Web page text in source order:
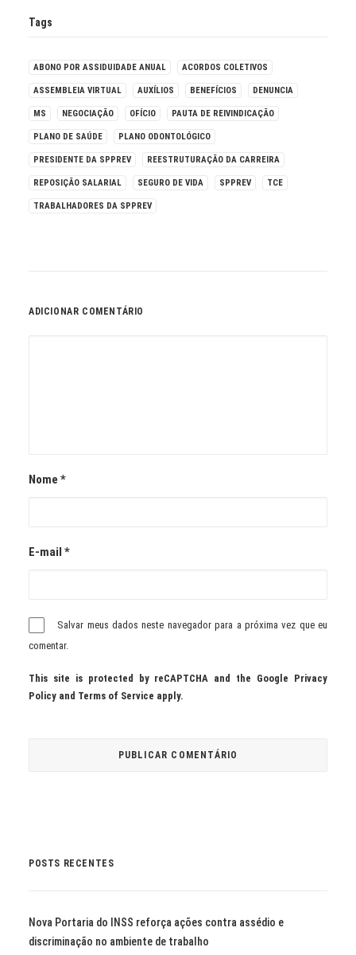
Tags
ABONO POR ASSIDUIDADE ANUAL ACORDOS COLETIVOS
ASSEMBLEIA VIRTUAL AUXÍLIOS BENEFÍCIOS DENUNCIA
MS NEGOCIAÇÃO OFÍCIO PAUTA DE REIVINDICAÇÃO
PLANO DE SAÚDE PLANO ODONTOLÓGICO
PRESIDENTE DA SPPREV REESTRUTURAÇÃO DA CARREIRA
REPOSIÇÃO SALARIAL SEGURO DE VIDA SPPREV TCE
TRABALHADORES DA SPPREV
ADICIONAR COMENTÁRIO
Nome *
E-mail *
Salvar meus dados neste navegador para a próxima vez que eu
comentar.
This site is protected by reCAPTCHA and the Google Privacy
Policy and Terms of Service apply.
POSTS RECENTES
Nova Portaria do INSS reforça ações contra assédio e
discriminação no ambiente de trabalho